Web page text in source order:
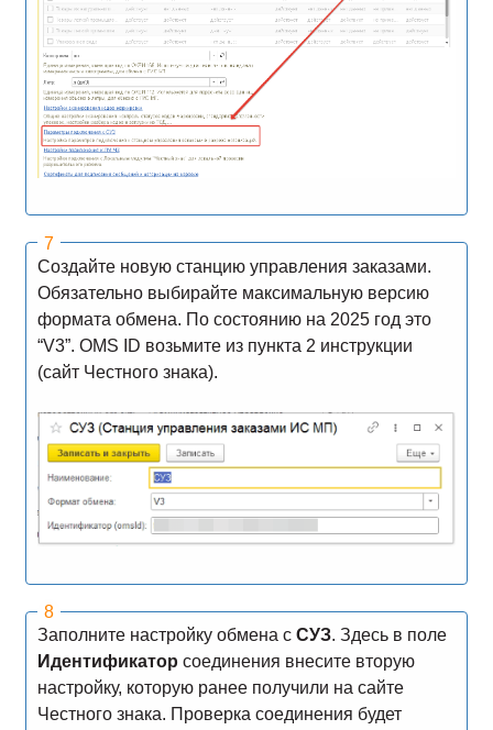
Создайте новую станцию управления заказами.
Обязательно выбирайте максимальную версию
формата обмена. По состоянию на 2025 год это
“V3”. OMS ID возьмите из пункта 2 инструкции
(сайт Честного знака).
Заполните настройку обмена с СУЗ. Здесь в поле
Идентификатор соединения внесите вторую
настройку, которую ранее получили на сайте
Честного знака. Проверка соединения будет